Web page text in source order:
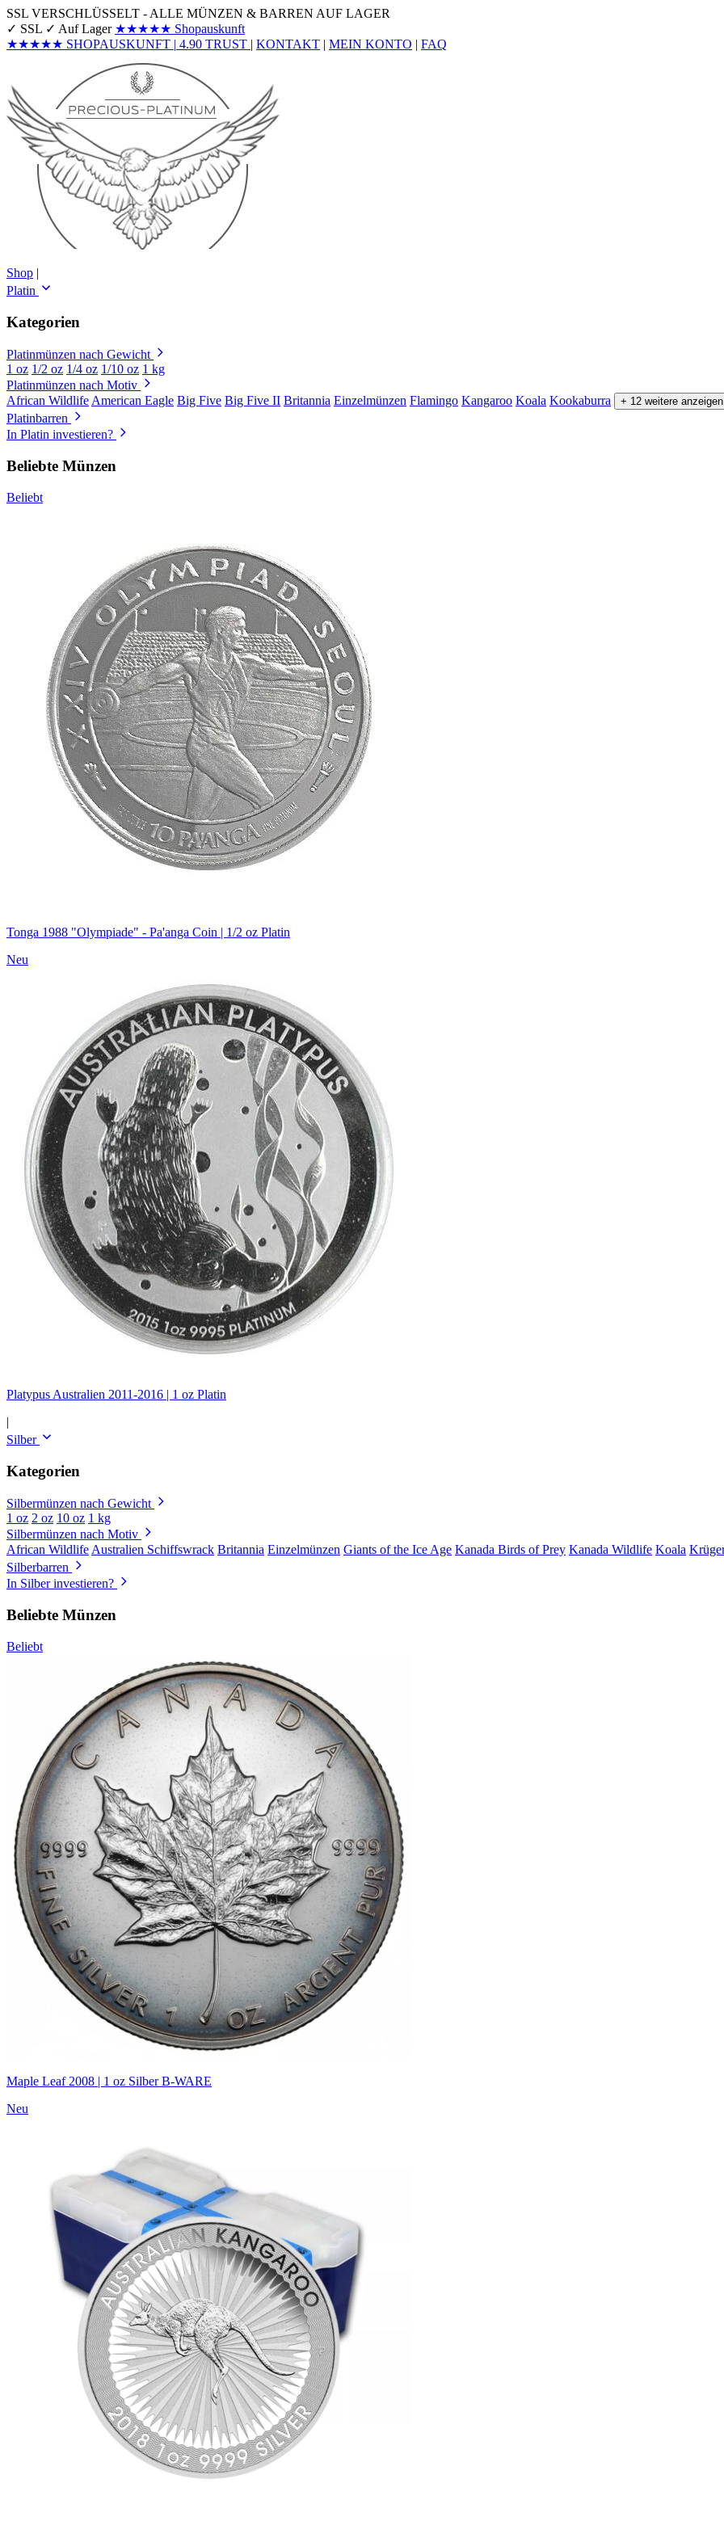
SSL VERSCHLÜSSELT - ALLE MÜNZEN & BARREN AUF LAGER
✓ SSL ✓ Auf Lager ★★★★★ Shopauskunft
★★★★★ SHOPAUSKUNFT | 4.90 TRUST | KONTAKT | MEIN KONTO | FAQ
Shop |
Platin
Kategorien
Platinmünzen nach Gewicht
1 oz 1/2 oz 1/4 oz 1/10 oz 1 kg
Platinmünzen nach Motiv
African WildlifeAmerican Eagle Big Five Big Five II Britannia Einzelmünzen Flamingo Kangaroo Koala Kookaburra + 12 weitere anzeigen
Platinbarren
In Platin investieren?
Beliebte Münzen
Beliebt
Tonga 1988 "Olympiade" - Pa'anga Coin | 1/2 oz Platin
Neu
Platypus Australien 2011-2016 | 1 oz Platin
|
Silber
Kategorien
Silbermünzen nach Gewicht
1 oz 2 oz 10 oz 1 kg
Silbermünzen nach Motiv
African Wildlife Australien Schiffswrack Britannia Einzelmünzen Giants of the Ice Age Kanada Birds of Prey Kanada Wildlife Koala
Silberbarren
In Silber investieren?
Beliebte Münzen
Beliebt
Maple Leaf 2008 | 1 oz Silber B-WARE
Neu